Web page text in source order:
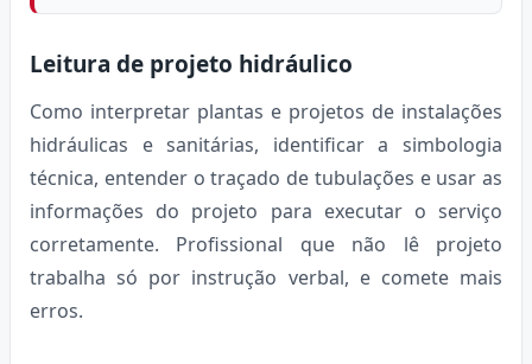
Leitura de projeto hidráulico
Como interpretar plantas e projetos de instalações
hidráulicas e sanitárias, identificar a simbologia
técnica, entender o traçado de tubulações e usar as
informações do projeto para executar o serviço
corretamente. Profissional que não lê projeto
trabalha só por instrução verbal, e comete mais
erros.